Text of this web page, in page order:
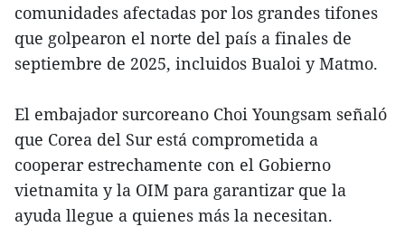
comunidades afectadas por los grandes tifones
que golpearon el norte del país a finales de
septiembre de 2025, incluidos Bualoi y Matmo.
El embajador surcoreano Choi Youngsam señaló
que Corea del Sur está comprometida a
cooperar estrechamente con el Gobierno
vietnamita y la OIM para garantizar que la
ayuda llegue a quienes más la necesitan.